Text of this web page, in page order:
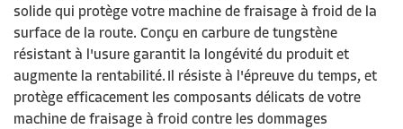
solide qui protège votre machine de fraisage à froid de la
surface de la route. Conçu en carbure de tungstène
résistant à l'usure garantit la longévité du produit et
augmente la rentabilité. Il résiste à l'épreuve du temps, et
protège efficacement les composants délicats de votre
machine de fraisage à froid contre les dommages